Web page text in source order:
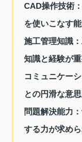
CAD操作技術：
を使いこなす
施工管理知識：
知識と経験が重
コミュニケー
との円滑な意
問題解決能力：
する力が求めら